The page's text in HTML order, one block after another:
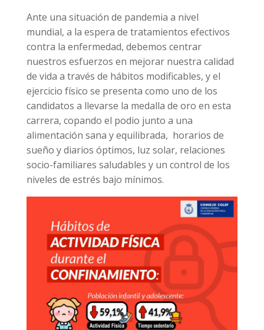
Ante una situación de pandemia a nivel
mundial, a la espera de tratamientos efectivos
contra la enfermedad, debemos centrar
nuestros esfuerzos en mejorar nuestra calidad
de vida a través de hábitos modificables, y el
ejercicio físico se presenta como uno de los
candidatos a llevarse la medalla de oro en esta
carrera, copando el podio junto a una
alimentación sana y equilibrada, horarios de
sueño y diarios óptimos, luz solar, relaciones
socio-familiares saludables y un control de los
niveles de estrés bajo mínimos.